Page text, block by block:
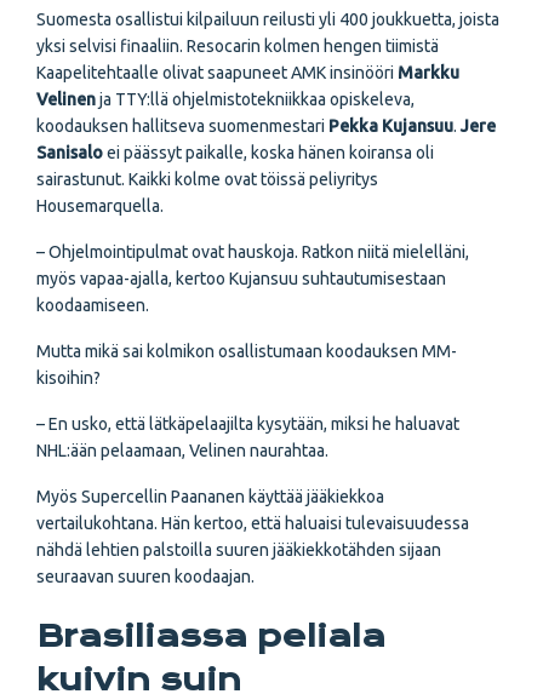
Suomesta osallistui kilpailuun reilusti yli 400 joukkuetta, joista
yksi selvisi finaaliin. Resocarin kolmen hengen tiimistä
Kaapelitehtaalle olivat saapuneet AMK insinööri Markku
Velinenja TTY:llä ohjelmistotekniikkaa opiskeleva,
koodauksen hallitseva suomenmestari Pekka Kujansuu.Jere
Sanisaloei päässyt paikalle, koska hänen koiransa oli
sairastunut. Kaikki kolme ovat töissä peliyritys
Housemarquella.
– Ohjelmointipulmat ovat hauskoja. Ratkon niitä mielelläni,
myös vapaa-ajalla, kertoo Kujansuu suhtautumisestaan
koodaamiseen.
Mutta mikä sai kolmikon osallistumaan koodauksen MM-
kisoihin?
– En usko, että lätkäpelaajilta kysytään, miksi he haluavat
NHL:ään pelaamaan, Velinen naurahtaa.
Myös Supercellin Paananen käyttää jääkiekkoa
vertailukohtana. Hän kertoo, että haluaisi tulevaisuudessa
nähdä lehtien palstoilla suuren jääkiekkotähden sijaan
seuraavan suuren koodaajan.
Brasiliassa peliala
kuivin suin